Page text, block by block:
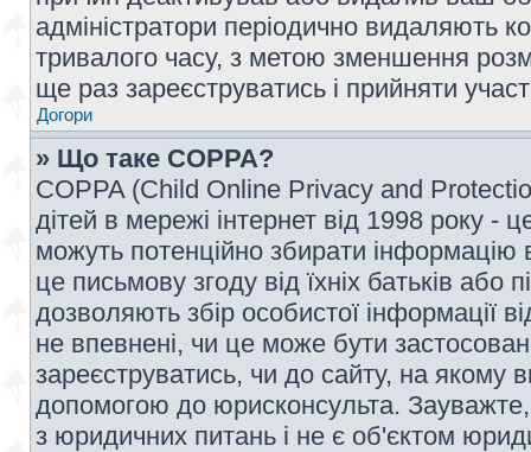
адміністратори періодично видаляють
тривалого часу, з метою зменшення
ще раз зареєструватись і прийняти
Догори
» Що таке COPPA?
COPPA (Child Online Privacy and
дітей в мережі інтернет від 1998 року -
можуть потенційно збирати інформацію
це письмову згоду від їхніх батьків або
дозволяють збір особистої інформації
не впевнені, чи це може бути
зареєструватись, чи до сайту, на якому
допомогою до юрисконсульта.
з юридичних питань і не є об'єктом